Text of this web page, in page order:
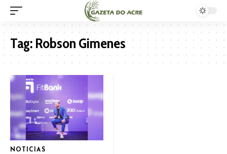
Tag:Robson Gimenes
NOTICIAS